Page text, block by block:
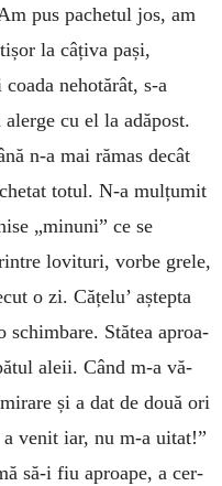
pus pa­chetul jos, am
la câțiva pași,
nehotărât, s-a
cu el la adăpost.
n-a mai rămas decât
totul. N-a mulțumit
„minuni” ce se
lovituri, vor­be grele,
o zi. Cățelu’ aștepta
schimbare. Stătea aproa­
aleii. Când m-a vă­
și a dat de do­uă ori
venit iar, nu m-a uitat!”
să-i fiu aproape, a cer­